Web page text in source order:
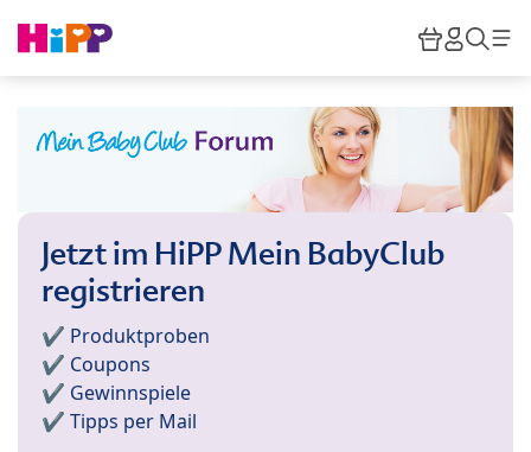
HiPP
Jetzt im HiPP Mein BabyClub
registrieren
✔️ Produktproben
✔️ Coupons
✔️ Gewinnspiele
✔️ Tipps per Mail